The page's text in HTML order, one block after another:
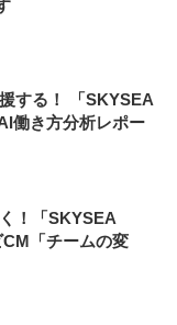
する！ 「SKYSEA
働き方分析レポー
！「SKYSEA
「チームの変